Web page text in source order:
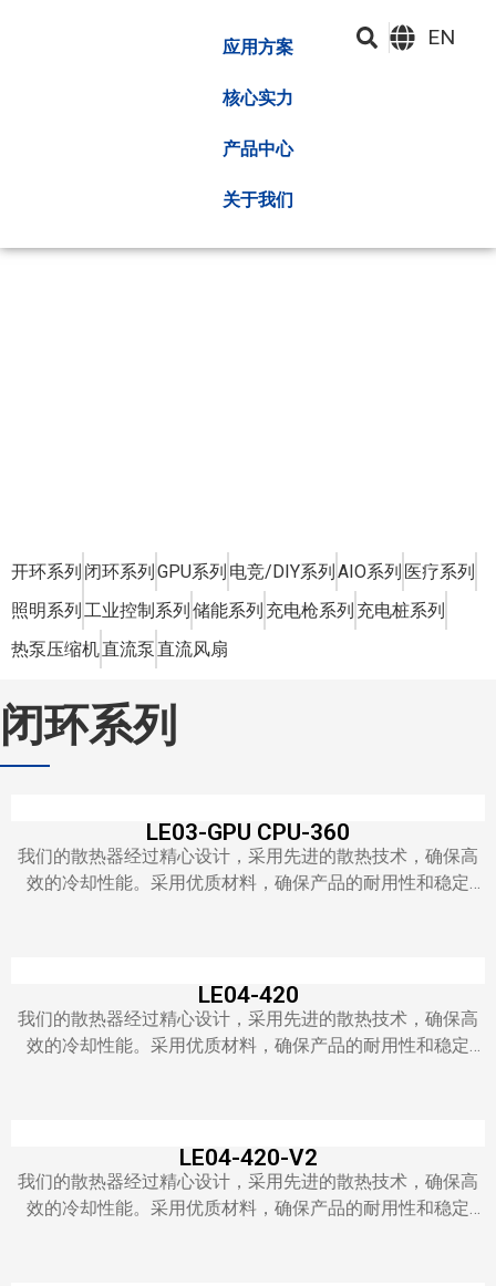
应用方案
核心实力
产品中心
关于我们
EN
开环系列 闭环系列GPU系列 电竞/DIY系列AIO系列 医疗系列
照明系列工业控制系列储能系列 充电枪系列 充电桩系列
热泵压缩机直流泵直流风扇
闭环系列
LE03-GPU CPU-360
我们的散热器经过精心设计，采用先进的散热技术，确保高
效的冷却性能。采用优质材料，确保产品的耐用性和稳定
LE04-420
我们的散热器经过精心设计，采用先进的散热技术，确保高
效的冷却性能。采用优质材料，确保产品的耐用性和稳定
LE04-420-V2
我们的散热器经过精心设计，采用先进的散热技术，确保高
效的冷却性能。采用优质材料，确保产品的耐用性和稳定